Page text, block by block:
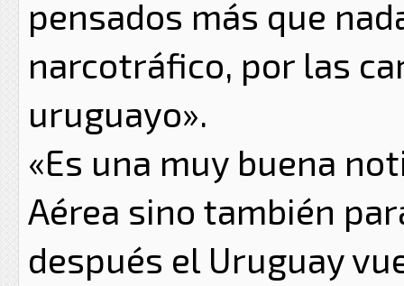
pensados más que
narcotráfico, por las
uruguayo».
«Es una muy buena
Aérea sino también
después el Uruguay